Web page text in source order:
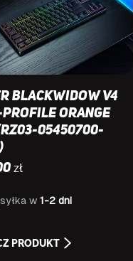
BlackWidow V4
Profile Orange
05450700-
zł
w1-2 dni
PRODUKT